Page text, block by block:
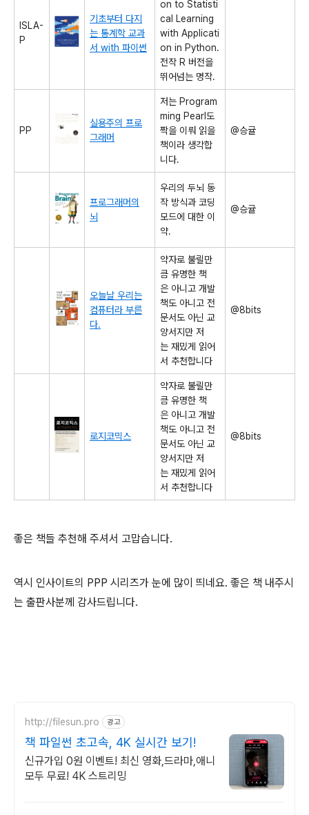
ISLA-
P
기초부터 다지
는 통계학 교과
서 with 파이썬
on to Statisti
cal Learning
with Applicati
on in Python.
전작 R 버전을
뛰어넘는 명작.
PP
실용주의 프로
그래머
저는 Program
ming Pearl도
짝을 이뤄 읽을
책이라 생각합
니다.
@승귤
프로그래머의
뇌
우리의 두뇌 동
작 방식과 코딩
모드에 대한 이
약.
@승귤
오늘날 우리는
컴퓨터라 부른
다.
약자로 불릴만
큼 유명한 책
은 아니고 개발
책도 아니고 전
문서도 아닌 교
양서지만 저
는 재밌게 읽어
서 추천합니다
@8bits
로지코믹스
약자로 불릴만
큼 유명한 책
은 아니고 개발
책도 아니고 전
문서도 아닌 교
양서지만 저
는 재밌게 읽어
서 추천합니다
@8bits
좋은 책들 추천해 주셔서 고맙습니다.
역시 인사이트의 PPP 시리즈가 눈에 많이 띄네요. 좋은 책 내주시
는 출판사분께 감사드립니다.
http://filesun.pro 광고
책 파일썬 초고속, 4K 실시간 보기!
신규가입 0원 이벤트! 최신 영화,드라마,애니
모두 무료! 4K 스트리밍